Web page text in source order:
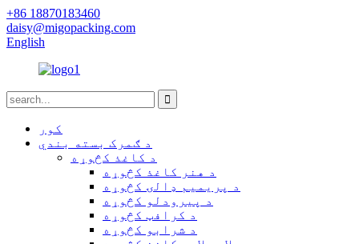
+86 18870183460
daisy@migopacking.com
English
کور
د ګمرک بسته بندي
د کاغذ کڅوړه
د هنر کاغذ کڅوړه
د پریمیم ډالۍ کڅوړه
د پیرودلو کڅوړه
د کرافټ کڅوړه
د شرابو کڅوړه